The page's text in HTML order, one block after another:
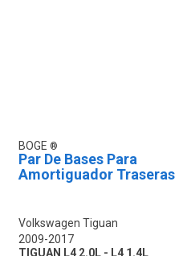
BOGE
Par De Bases Para
Amortiguador Traseras
Volkswagen Tiguan
2009-2017
TIGUAN L4 2.0L - L4 1.4L